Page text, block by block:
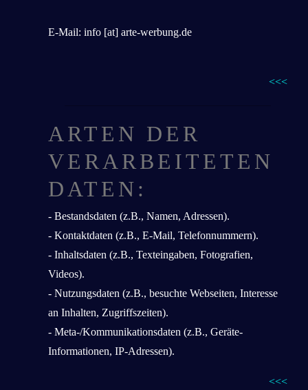
E-Mail: info [at] arte-werbung.de
<<<
ARTEN DER
VERARBEITETEN
DATEN:
- Bestandsdaten (z.B., Namen, Adressen).
- Kontaktdaten (z.B., E-Mail, Telefonnummern).
- Inhaltsdaten (z.B., Texteingaben, Fotografien,
Videos).
- Nutzungsdaten (z.B., besuchte Webseiten, Interesse
an Inhalten, Zugriffszeiten).
- Meta-/Kommunikationsdaten (z.B., Geräte-
Informationen, IP-Adressen).
<<<